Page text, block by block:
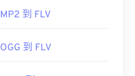
MP2 到 FLV
OGG 到 FLV